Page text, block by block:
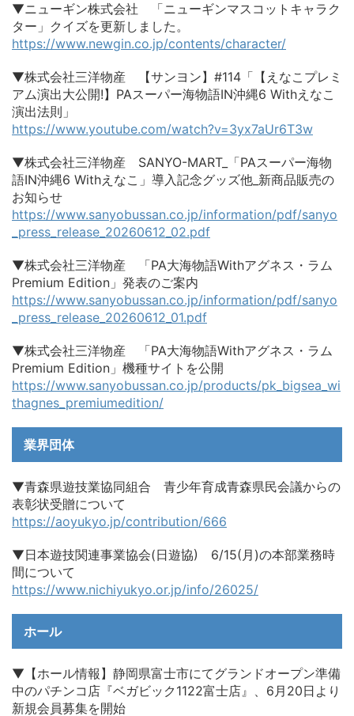
▼ニューギン株式会社 「ニューギンマスコットキャラク
ター」クイズを更新しました。
https://www.newgin.co.jp/contents/character/
▼株式会社三洋物産 【サンヨン】#114「【えなこプレミ
アム演出大公開!】PAスーパー海物語IN沖縄6 Withえなこ
演出法則」
https://www.youtube.com/watch?v=3yx7aUr6T3w
▼株式会社三洋物産 SANYO-MART_「PAスーパー海物
語IN沖縄6 Withえなこ」導入記念グッズ他_新商品販売の
お知らせ
https://www.sanyobussan.co.jp/information/pdf/sanyo
_press_release_20260612_02.pdf
▼株式会社三洋物産 「PA大海物語Withアグネス・ラム
Premium Edition」発表のご案内
https://www.sanyobussan.co.jp/information/pdf/sanyo
_press_release_20260612_01.pdf
▼株式会社三洋物産 「PA大海物語Withアグネス・ラム
Premium Edition」機種サイトを公開
https://www.sanyobussan.co.jp/products/pk_bigsea_wi
thagnes_premiumedition/
業界団体
▼青森県遊技業協同組合 青少年育成青森県民会議からの
表彰状受贈について
https://aoyukyo.jp/contribution/666
▼日本遊技関連事業協会(日遊協) 6/15(月)の本部業務時
間について
https://www.nichiyukyo.or.jp/info/26025/
ホール
▼【ホール情報】静岡県富士市にてグランドオープン準備
中のパチンコ店『ベガビック1122富士店』、6月20日より
新規会員募集を開始